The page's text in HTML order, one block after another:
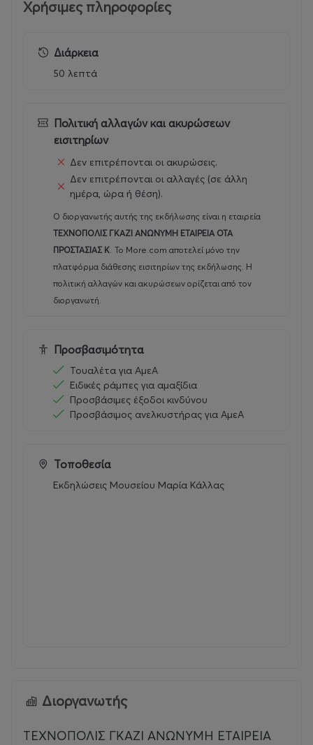
Χρήσιμες πληροφορίες
Διάρκεια
50 λεπτά
Πολιτική αλλαγών και ακυρώσεων
εισιτηρίων
Δεν επιτρέπονται οι ακυρώσεις.
Δεν επιτρέπονται οι αλλαγές (σε άλλη
ημέρα, ώρα ή θέση).
Ο διοργανωτής αυτής της εκδήλωσης είναι η εταιρεία
ΤΕΧΝΟΠΟΛΙΣ ΓΚΑΖΙ ΑΝΩΝΥΜΗ ΕΤΑΙΡΕΙΑ ΟΤΑ
ΠΡΟΣΤΑΣΙΑΣ Κ. Το More.com αποτελεί μόνο την
πλατφόρμα διάθεσης εισιτηρίων της εκδήλωσης. Η
πολιτική αλλαγών και ακυρώσεων ορίζεται από τον
διοργανωτή.
Προσβασιμότητα
Τουαλέτα για ΑμεΑ
Ειδικές ράμπες για αμαξίδια
Προσβάσιμες έξοδοι κινδύνου
Προσβάσιμος ανελκυστήρας για ΑμεΑ
Τοποθεσία
Εκδηλώσεις Μουσείου Μαρία Κάλλας
Διοργανωτής
ΤΕΧΝΟΠΟΛΙΣ ΓΚΑΖΙ ΑΝΩΝΥΜΗ ΕΤΑΙΡΕΙΑ